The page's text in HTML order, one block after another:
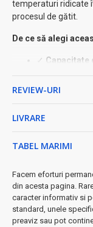
temperaturi ridicate
procesul de gătit.
De ce să alegi
✓ Capacitate
✓
siguranță
ingredientelor
✓
simplă
⚡ Performanță
TriPly asigură gătit
REVIEW-URI
LIVRARE
TABEL MARIMI
Facem eforturi
din acesta pagina.
caracter informativ si
standard, unele
preaviz sau pot